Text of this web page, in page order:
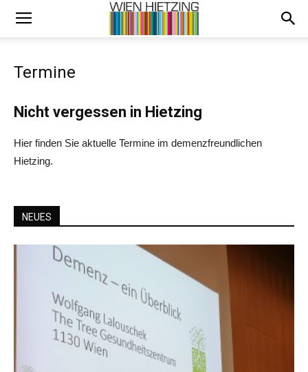
Termine
Nicht vergessen in Hietzing
Hier finden Sie aktuelle Termine im demenzfreundlichen
Hietzing.
NEUES